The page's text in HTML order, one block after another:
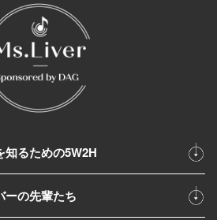
るための5W2H
ーの先輩たち